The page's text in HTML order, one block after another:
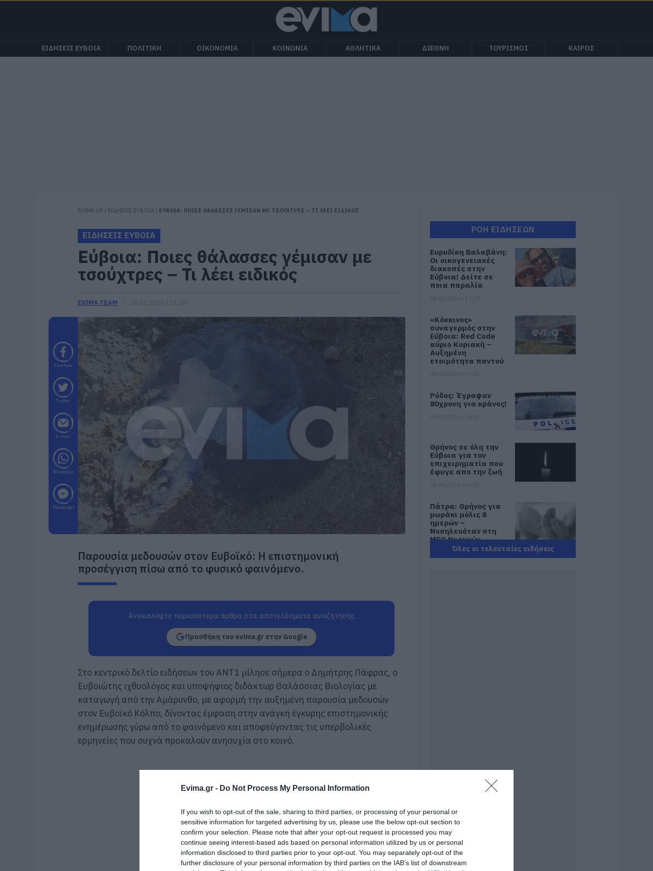
Evima.gr - Do Not Process My Personal Information
If you wish to opt-out of the sale, sharing to third parties, or processing of your personal or
sensitive information for targeted advertising by us, please use the below opt-out section to
confirm your selection. Please note that after your opt-out request is processed you may
continue seeing interest-based ads based on personal information utilized by us or personal
information disclosed to third parties prior to your opt-out. You may separately opt-out of the
further disclosure of your personal information by third parties on the IAB’s list of downstream
ΕΙΔΗΣΕΙΣ ΕΥΒΟΙΑ ΠΟΛΙΤΙΚΗ ΟΙΚΟΝΟΜΙΑ ΚΟΙΝΩΝΙΑ ΑΘΛΗΤΙΚΑ ΔΙΕΘΝΗ ΤΟΥΡΙΣΜΟΣ ΚΑΙΡΟΣ
EVIMA.GR / ΕΙΔΗΣΕΙΣ ΕΥΒΟΙΑ / ΕΥΒΟΙΑ: ΠΟΙΕΣ ΘΑΛΑΣΣΕΣ ΓΕΜΙΣΑΝ ΜΕ ΤΣΟΥΧΤΡΕΣ – ΤΙ ΛΕΕΙ ΕΙΔΙΚΟΣ
ΕΙΔΗΣΕΙΣ ΕΥΒΟΙΑ
Εύβοια: Ποιες θάλασσες γέμισαν με
τσούχτρες – Τι λέει ειδικός
EVIMA TEAM
Facebook
Twitter
E-mail
WhatsApp
Messenger
Παρουσία μεδουσών στον Ευβοϊκό: Η επιστημονική
προσέγγιση πίσω από το φυσικό φαινόμενο.
Ανακαλύψτε περισσότερα άρθρα στα αποτελέσματα αναζήτησης
Προσθήκη του evima.gr στην Google
Στο κεντρικό δελτίο ειδήσεων του ΑΝΤ1 μίλησε σήμερα ο Δημήτρης Πάφρας, ο
Ευβοιώτης ιχθυολόγος και υποψήφιος διδάκτωρ Θαλάσσιας Βιολογίας με
καταγωγή από την Αμάρυνθο, με αφορμή την αυξημένη παρουσία μεδουσών
στον Ευβοϊκό Κόλπο, δίνοντας έμφαση στην ανάγκη έγκυρης επιστημονικής
ενημέρωσης γύρω από το φαινόμενο και αποφεύγοντας τις υπερβολικές
ερμηνείες που συχνά προκαλούν ανησυχία στο κοινό.
ΡΟΗ ΕΙΔΗΣΕΩΝ
Ευρυδίκη Βαλαβάνη:
Οι οικογενειακές
διακοπές στην
Εύβοια! Δείτε σε
ποια παραλία
«Κόκκινος»
συναγερμός στην
Εύβοια: Red Code
αύριο Κυριακή –
Αυξημένη
ετοιμότητα παντού
Ρόδος: Έγραψαν
80χρονη για κράνος!
Θρήνος σε όλη την
Εύβοια για τον
επιχειρηματία που
έφυγε απο την ζωή
Πάτρα: Θρήνος για
μωράκι μόλις 8
ημερών –
Νοσηλευόταν στη
ΜΕΘ Νεογνών
08.08.2026 | 16:00
συμφωνία για
Σήμερα το
μεγαλύτερο
πανηγύρι του
καλοκαιριού στην
Εύβοια
08.08.2026 | 14:20
Όλες οι τελευταίες ειδήσεις